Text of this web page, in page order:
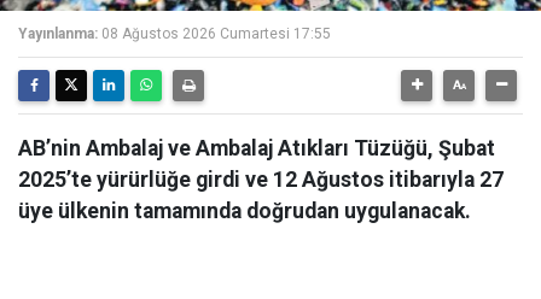
Yayınlanma: 08 Ağustos 2026 Cumartesi 17:55
AB’nin Ambalaj ve Ambalaj Atıkları Tüzüğü, Şubat
2025’te yürürlüğe girdi ve 12 Ağustos itibarıyla 27
üye ülkenin tamamında doğrudan uygulanacak.